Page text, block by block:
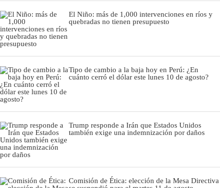
El Niño: más de 1,000 intervenciones en ríos y
quebradas no tienen presupuesto
Tipo de cambio a la baja hoy en Perú: ¿En
cuánto cerró el dólar este lunes 10 de agosto?
Trump responde a Irán que Estados Unidos
también exige una indemnización por daños
Comisión de Ética: elección de la Mesa Directiva